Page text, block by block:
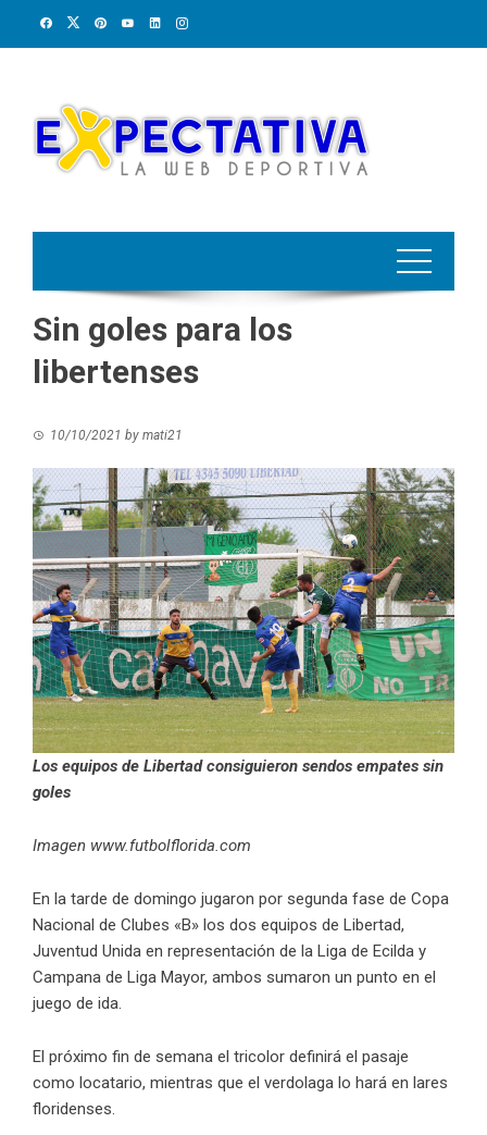
Sin goles para los
libertenses
10/10/2021 by mati21
Los equipos de Libertad consiguieron sendos empates sin
goles
Imagen www.futbolflorida.com
En la tarde de domingo jugaron por segunda fase de Copa
Nacional de Clubes «B» los dos equipos de Libertad,
Juventud Unida en representación de la Liga de Ecilda y
Campana de Liga Mayor, ambos sumaron un punto en el
juego de ida.
El próximo fin de semana el tricolor definirá el pasaje
como locatario, mientras que el verdolaga lo hará en lares
floridenses.